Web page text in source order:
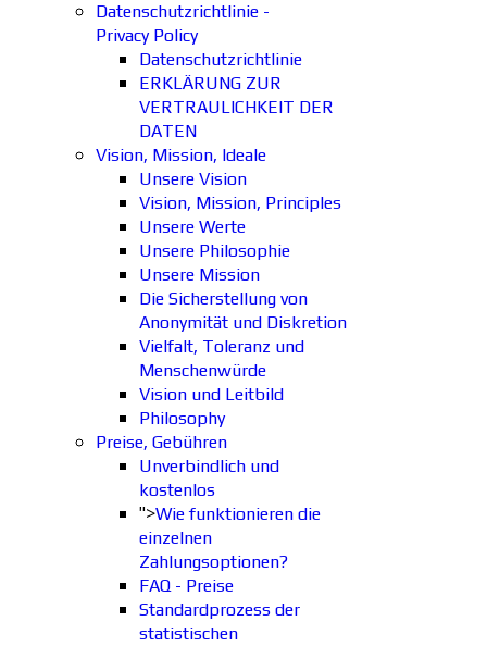
Datenschutzrichtlinie -
Privacy Policy
Datenschutzrichtlinie
ERKLÄRUNG ZUR
VERTRAULICHKEIT DER
DATEN
Vision, Mission, Ideale
Unsere Vision
Vision, Mission, Principles
Unsere Werte
Unsere Philosophie
Unsere Mission
Die Sicherstellung von
Anonymität und Diskretion
Vielfalt, Toleranz und
Menschenwürde
Vision und Leitbild
Philosophy
Preise, Gebühren
Unverbindlich und
kostenlos
">Wie funktionieren die
einzelnen
Zahlungsoptionen?
FAQ - Preise
Standardprozess der
statistischen